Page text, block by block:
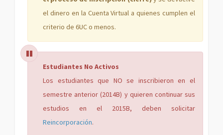
el dinero en la Cuenta Virtual a quienes cumplen el
criterio de 6UC o menos.
Estudiantes No Activos
Los estudiantes que NO se inscribieron en el
semestre anterior (2014B) y quieren continuar sus
estudios en el 2015B, deben solicitar
Reincorporación.